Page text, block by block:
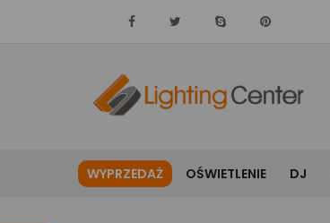
WYPRZEDAŻ OŚWIETLENIE DJ